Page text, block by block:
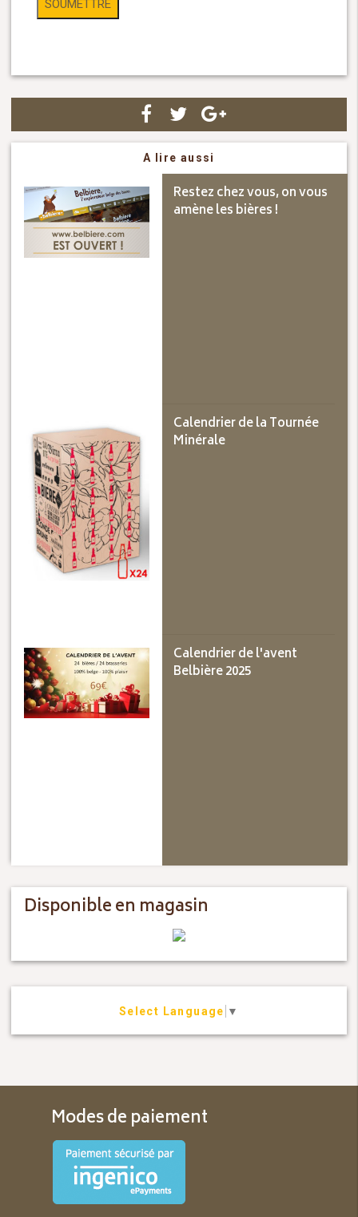
A lire aussi
Restez chez vous, on vous
amène les bières !
Calendrier de la Tournée
Minérale
Calendrier de l'avent
Belbière 2025
Disponible en magasin
Select Language ▼
Modes de paiement